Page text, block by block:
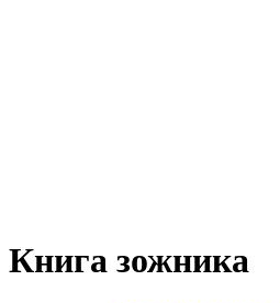
Книга зожника